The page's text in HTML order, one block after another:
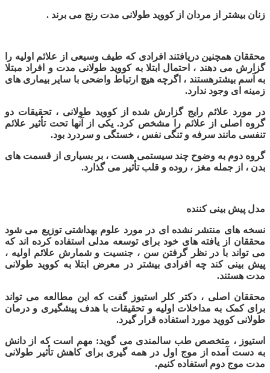
زنان بیشتر از مردان از کووید طولانی مدت رنج می برند .
محققان همچنین دریافتند افرادی که طیف وسیعی از علائم اولیه را
گزارش می دهند ، احتمال ابتلا به کووید طولانی مدت و افراد مبتلا
به آسم بیشترهستند ، اگرچه هیچ ارتباط واضحی با سایر بیماری های
زمینه ای وجود ندارد.
در مورد علائم رایج گزارش شده از کووید طولانی ، تحقیقات دو
گروه اصلی از علائم را مشخص کرد. یکی از آنها تحت تأثیر علائم
تنفسی مانند سرفه و تنگی نفس ، خستگی و سردرد بود.
گروه دوم به وضوح چند سیستمی هست ، بر بسیاری از قسمت های
بدن ، از جمله مغز ، روده و قلب تأثیر می گذارد.
مدل پیش بینی کننده
نسخه های منتشر نشده ای در مورد علوم بهداشتی توزیع می شود
محققان از یافته های خود برای توسعه مدلی استفاده کرده اند که
می تواند با در نظر گرفتن سن ، جنسیت و شمارش علائم اولیه ،
پیش بینی کند چه افرادی بیشتر در معرض ابتلا به کووید طولانی
مدت هستند.
محققان اصلی ، دکتر کلر استیوز گفت که این مطالعه می تواند
برای کمک به مداخلات اولیه و تحقیقات با هدف پیشگیری و درمان
طولانی کووید مورد استفاده قرار گیرد.
استیوز ، متخصص طب سالمندی می گوید: مهم است که از دانش
به دست آمده از موج اول در همه گیری برای کاهش تأثیر طولانی
مدت موج دوم استفاده کنیم.